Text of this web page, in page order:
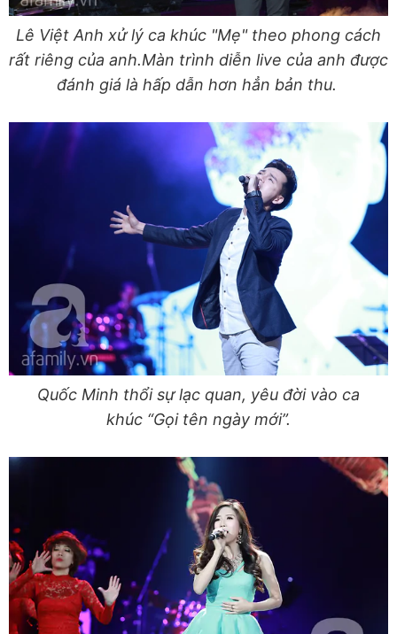
Lê Việt Anh xử lý ca khúc "Mẹ" theo phong cách
rất riêng của anh.Màn trình diễn live của anh được
đánh giá là hấp dẫn hơn hẳn bản thu.
Quốc Minh thổi sự lạc quan, yêu đời vào ca
khúc “Gọi tên ngày mới”.